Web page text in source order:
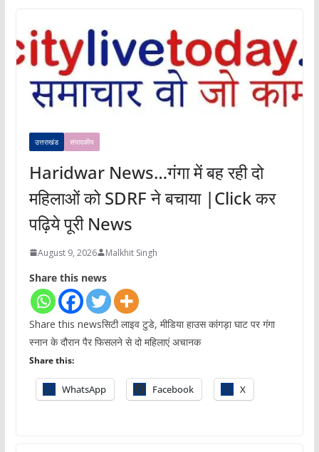
उत्तराखंड संपादकीय
Haridwar News…गंगा में बह रही दो
महिलाओं को SDRF ने बचाया |Click कर
पढ़िये पूरी News
August 9, 2026 Malkhit Singh
Share this news
Share this newsसिटी लाइव टुडे, मीडिया हाउस कांगड़ा घाट पर गंगा
स्नान के दौरान पैर फिसलने से दो महिलाएं अचानक
Share this:
WhatsApp Facebook X